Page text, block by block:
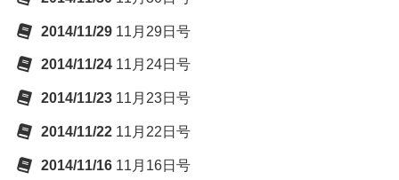
2014/11/29 11月29日号
2014/11/24 11月24日号
2014/11/23 11月23日号
2014/11/22 11月22日号
2014/11/16 11月16日号